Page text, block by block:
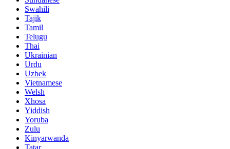
Swahili
Tajik
Tamil
Telugu
Thai
Ukrainian
Urdu
Uzbek
Vietnamese
Welsh
Xhosa
Yiddish
Yoruba
Zulu
Kinyarwanda
Tatar